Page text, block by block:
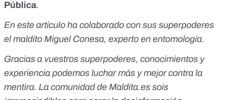
Pública.
En este artículo ha colaborado con sus superpoderes
el maldito Miguel Conesa, experto en entomología.
Gracias a vuestros superpoderes, conocimientos y
experiencia podemos luchar más y mejor contra la
mentira. La comunidad de Maldita.es sois